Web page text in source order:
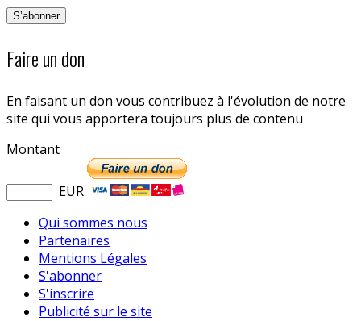
Faire un don
En faisant un don vous contribuez à l'évolution de notre
site qui vous apportera toujours plus de contenu
Montant
EUR
Qui sommes nous
Partenaires
Mentions Légales
S'abonner
S'inscrire
Publicité sur le site